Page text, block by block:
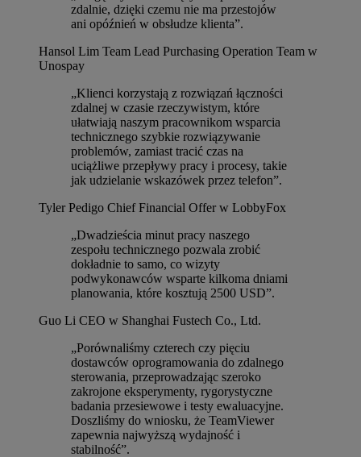
zdalnie, dzięki czemu nie ma przestojów
ani opóźnień w obsłudze klienta”.
Hansol Lim Team Lead Purchasing Operation Team w
Unospay
„Klienci korzystają z rozwiązań łączności
zdalnej w czasie rzeczywistym, które
ułatwiają naszym pracownikom wsparcia
technicznego szybkie rozwiązywanie
problemów, zamiast tracić czas na
uciążliwe przepływy pracy i procesy, takie
jak udzielanie wskazówek przez telefon”.
Tyler Pedigo Chief Financial Offer w LobbyFox
„Dwadzieścia minut pracy naszego
zespołu technicznego pozwala zrobić
dokładnie to samo, co wizyty
podwykonawców wsparte kilkoma dniami
planowania, które kosztują 2500 USD”.
Guo Li CEO w Shanghai Fustech Co., Ltd.
„Porównaliśmy czterech czy pięciu
dostawców oprogramowania do zdalnego
sterowania, przeprowadzając szeroko
zakrojone eksperymenty, rygorystyczne
badania przesiewowe i testy ewaluacyjne.
Doszliśmy do wniosku, że TeamViewer
zapewnia najwyższą wydajność i
stabilność”.